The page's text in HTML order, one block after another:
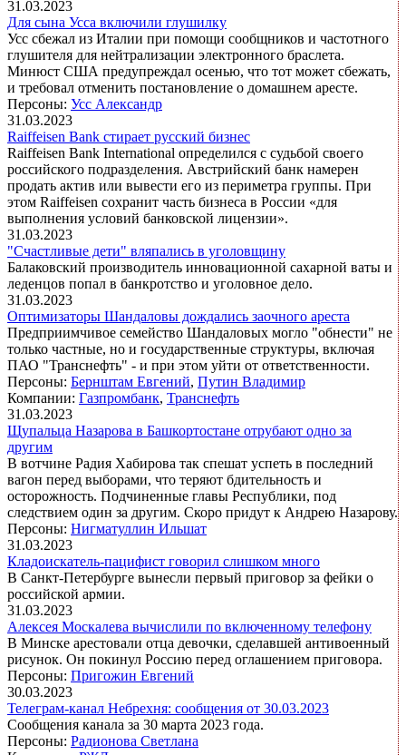
31.03.2023
Для сына Усса включили глушилку
Усс сбежал из Италии при помощи сообщников и частотного
глушителя для нейтрализации электронного браслета.
Минюст США предупреждал осенью, что тот может сбежать,
и требовал отменить постановление о домашнем аресте.
Персоны: Усс Александр
31.03.2023
Raiffeisen Bank стирает русский бизнес
Raiffeisen Bank International определился с судьбой своего
российского подразделения. Австрийский банк намерен
продать актив или вывести его из периметра группы. При
этом Raiffeisen сохранит часть бизнеса в России «для
выполнения условий банковской лицензии».
31.03.2023
"Счастливые дети" вляпались в уголовщину
Балаковский производитель инновационной сахарной ваты и
леденцов попал в банкротство и уголовное дело.
31.03.2023
Оптимизаторы Шандаловы дождались заочного ареста
Предприимчивое семейство Шандаловых могло "обнести" не
только частные, но и государственные структуры, включая
ПАО "Транснефть" - и при этом уйти от ответственности.
Персоны: Бернштам Евгений, Путин Владимир
Компании: Газпромбанк, Транснефть
31.03.2023
Щупальца Назарова в Башкортостане отрубают одно за
другим
В вотчине Радия Хабирова так спешат успеть в последний
вагон перед выборами, что теряют бдительность и
осторожность. Подчиненные главы Республики, под
следствием один за другим. Скоро придут к Андрею Назарову.
Персоны: Нигматуллин Ильшат
31.03.2023
Кладоискатель-пацифист говорил слишком много
В Санкт-Петербурге вынесли первый приговор за фейки о
российской армии.
31.03.2023
Алексея Москалева вычислили по включенному телефону
В Минске арестовали отца девочки, сделавшей антивоенный
рисунок. Он покинул Россию перед оглашением приговора.
Персоны: Пригожин Евгений
30.03.2023
Телеграм-канал Небрехня: сообщения от 30.03.2023
Сообщения канала за 30 марта 2023 года.
Персоны: Радионова Светлана